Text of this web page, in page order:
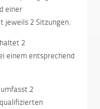
einer
jeweils 2 Sitzungen.
2
einem entsprechend
2